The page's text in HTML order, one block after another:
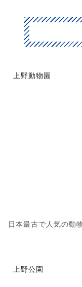
上野動物園
日本最古で人気の動
上野公園